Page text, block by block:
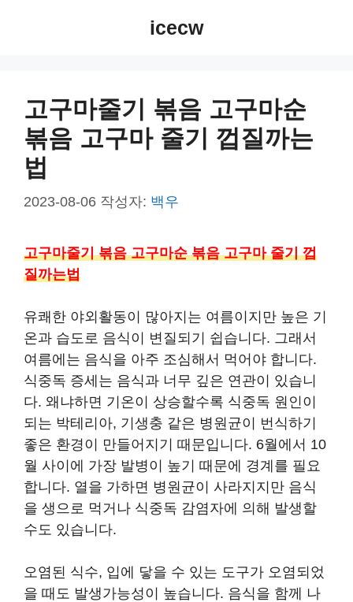
icecw
고구마줄기 볶음 고구마순
볶음 고구마 줄기 껍질까는
법
2023-08-06 작성자: 백우
고구마줄기 볶음 고구마순 볶음 고구마 줄기 껍
질까는법
유쾌한 야외활동이 많아지는 여름이지만 높은 기
온과 습도로 음식이 변질되기 쉽습니다. 그래서
여름에는 음식을 아주 조심해서 먹어야 합니다.
식중독 증세는 음식과 너무 깊은 연관이 있습니
다. 왜냐하면 기온이 상승할수록 식중독 원인이
되는 박테리아, 기생충 같은 병원균이 번식하기
좋은 환경이 만들어지기 때문입니다. 6월에서 10
월 사이에 가장 발병이 높기 때문에 경계를 필요
합니다. 열을 가하면 병원균이 사라지지만 음식
을 생으로 먹거나 식중독 감염자에 의해 발생할
수도 있습니다.
오염된 식수, 입에 닿을 수 있는 도구가 오염되었
을 때도 발생가능성이 높습니다. 음식을 함께 나